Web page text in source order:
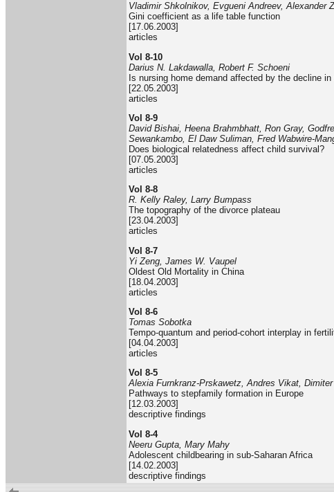
Vladimir Shkolnikov, Evgueni Andreev, Alexander
Gini coefficient as a life table function
[17.06.2003]
articles
Vol 8-10
Darius N. Lakdawalla, Robert F. Schoeni
Is nursing home demand affected by the decline
[22.05.2003]
articles
Vol 8-9
David Bishai, Heena Brahmbhatt, Ron Gray,
Sewankambo, El Daw Suliman, Fred Wabwire-
Does biological relatedness affect child survival?
[07.05.2003]
articles
Vol 8-8
R. Kelly Raley, Larry Bumpass
The topography of the divorce plateau
[23.04.2003]
articles
Vol 8-7
Yi Zeng, James W. Vaupel
Oldest Old Mortality in China
[18.04.2003]
articles
Vol 8-6
Tomas Sobotka
Tempo-quantum and period-cohort interplay in
[04.04.2003]
articles
Vol 8-5
Alexia Furnkranz-Prskawetz, Andres Vikat,
Pathways to stepfamily formation in Europe
[12.03.2003]
descriptive findings
Vol 8-4
Neeru Gupta, Mary Mahy
Adolescent childbearing in sub-Saharan Africa
[14.02.2003]
descriptive findings